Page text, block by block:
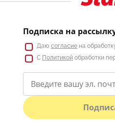
Подписка на
Даю согласие на
С Политикой обработки